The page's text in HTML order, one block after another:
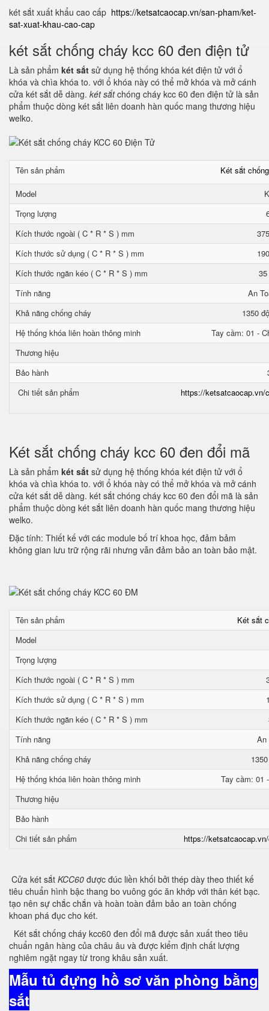
két sắt xuất khẩu cao cấp https://ketsatcaocap.vn/san-pham/ket-
sat-xuat-khau-cao-cap
két sắt chống cháy kcc 60 đen điện tử
Là sản phẩm két sắt sử dụng hệ thống khóa két điện tử với ổ
khóa và chìa khóa to. với ổ khóa này có thể mở khóa và mở cánh
cửa két sắt dễ dàng. két sắtchóng cháy kcc 60 đen điện tử là sản
phẩm thuộc dòng két sắt liên doanh hàn quốc mang thương hiệu
welko.
Tên sản phẩm Két sắt
Model
Trọng lượng
Kích thước ngoài ( C * R * S ) mm
Kích thước sử dụng ( C * R * S ) mm
Kích thước ngăn kéo ( C * R * S ) mm
Tính năng
An
Khả năng chống cháy
1350
Hệ thống khóa liên hoàn thông minh
Tay cầm: 01 -
Thương hiệu
Bảo hành
Chi tiết sản phẩm
https://ketsatcaocap.vn/
Két sắt chống cháy kcc 60 đen đổi mã
Là sản phẩm két sắt sử dụng hệ thống khóa két điện tử với ổ
khóa và chìa khóa to. với ổ khóa này có thể mở khóa và mở cánh
cửa két sắt dễ dàng. két sắt chóng cháy kcc 60 đen đổi mã là sản
phẩm thuộc dòng két sắt liên doanh hàn quốc mang thương hiệu
welko.
Đặc tính: Thiết kế với các module bố trí khoa học, đảm bảm
không gian lưu trữ rộng rãi nhưng vẫn đảm bảo an toàn bảo mật.
Tên sản phẩm
Két sắt
Model
Trọng lượng
Kích thước ngoài ( C * R * S ) mm
Kích thước sử dụng ( C * R * S ) mm
Kích thước ngăn kéo ( C * R * S ) mm
Tính năng
An
Khả năng chống cháy
Hệ thống khóa liên hoàn thông minh
Tay cầm: 01
Thương hiệu
Bảo hành
Chi tiết sản phẩm
https://
Cửa két sắt KCC60 được đúc liền khối bởi thép dày theo thiết kế
tiêu chuẩn hình bậc thang bo vuông góc ăn khớp với thân két bạc.
tạo nên sự chắc chắn và hoàn toàn đảm bảo an toàn chống
khoan phá đục cho két.
Két sắt chống cháy kcc60 đen đổi mã được sản xuất theo tiêu
chuẩn ngân hàng của châu âu và được kiểm định chất lượng
nghiêm ngặt ngay từ trong khâu sản xuất.
Mẫu tủ đựng hồ sơ văn phòng bằng
sắt